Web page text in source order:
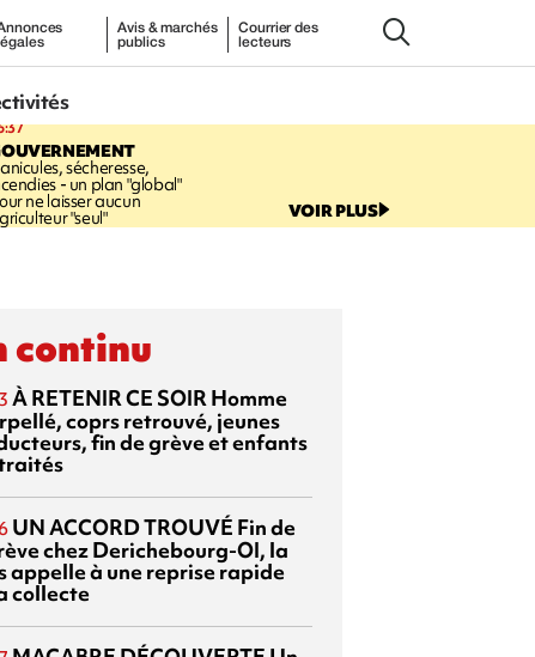
légales
Avis & marchés
publics
Courrier des
lecteurs
sécheresse,
- un plan "global"
ne laisser aucun
"seul" VOIR PLUS
continu
À RETENIR CE SOIR Homme
coprs retrouvé, jeunes
fin de grève et enfants
UN ACCORD TROUVÉ Fin de
chez Derichebourg-OI, la
appelle à une reprise rapide
collecte